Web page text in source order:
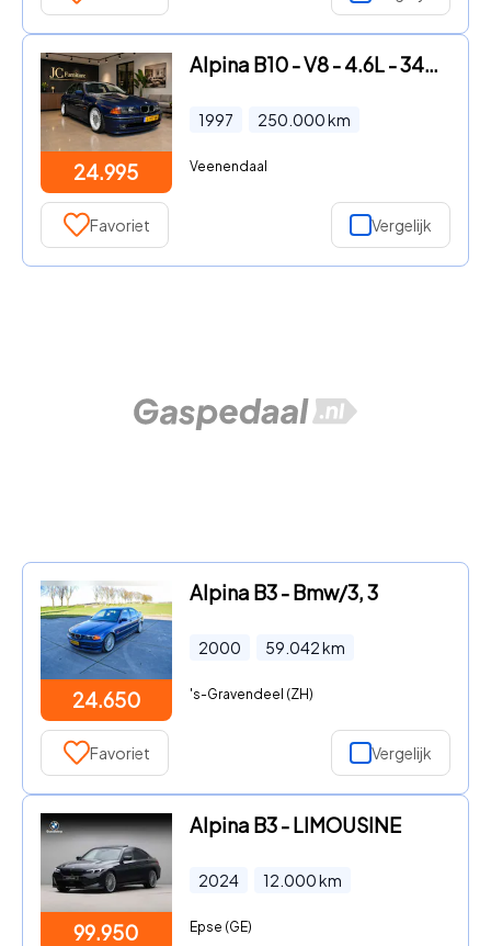
24.995
Alpina B10 - V8 - 4.6L - 347 PK - BMW E39 - Collectors Item
1997 250.000km
Veenendaal
Favoriet Vergelijk
24.650
Alpina B3 - Bmw/3, 3
2000 59.042km
's-Gravendeel (ZH)
Favoriet Vergelijk
99.950
Alpina B3 - LIMOUSINE
2024 12.000km
Epse (GE)